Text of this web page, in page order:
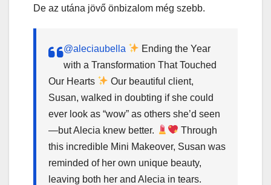
De az utána jövő önbizalom még szebb.
@aleciaubella
Ending the Year
with a Transformation That Touched
Our Hearts
Our beautiful client,
Susan, walked in doubting if she could
ever look as “wow” as others she’d seen
—but Alecia knew better.
Through
this incredible Mini Makeover, Susan was
reminded of her own unique beauty,
leaving both her and Alecia in tears.